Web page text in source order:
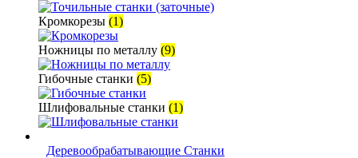
Кромкорезы (1)
Ножницы по металлу (9)
Гибочные станки (5)
Шлифовальные станки (1)
Деревообрабатывающие Станки